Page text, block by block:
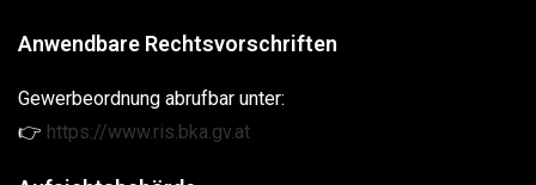
Anwendbare Rechtsvorschriften
Gewerbeordnung abrufbar unter:
👉 https://www.ris.bka.gv.at